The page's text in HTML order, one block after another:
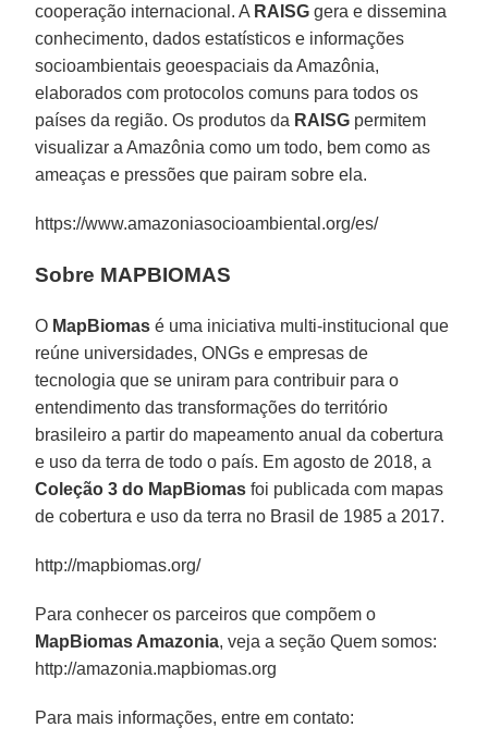
cooperação internacional. A RAISG gera e dissemina
conhecimento, dados estatísticos e informações
socioambientais geoespaciais da Amazônia,
elaborados com protocolos comuns para todos os
países da região. Os produtos da RAISG permitem
visualizar a Amazônia como um todo, bem como as
ameaças e pressões que pairam sobre ela.
https://www.amazoniasocioambiental.org/es/
Sobre MAPBIOMAS
O MapBiomas é uma iniciativa multi-institucional que
reúne universidades, ONGs e empresas de
tecnologia que se uniram para contribuir para o
entendimento das transformações do território
brasileiro a partir do mapeamento anual da cobertura
e uso da terra de todo o país. Em agosto de 2018, a
Coleção 3 do MapBiomas foi publicada com mapas
de cobertura e uso da terra no Brasil de 1985 a 2017.
http://mapbiomas.org/
Para conhecer os parceiros que compõem o
MapBiomas Amazonia, veja a seção Quem somos:
http://amazonia.mapbiomas.org
Para mais informações, entre em contato: